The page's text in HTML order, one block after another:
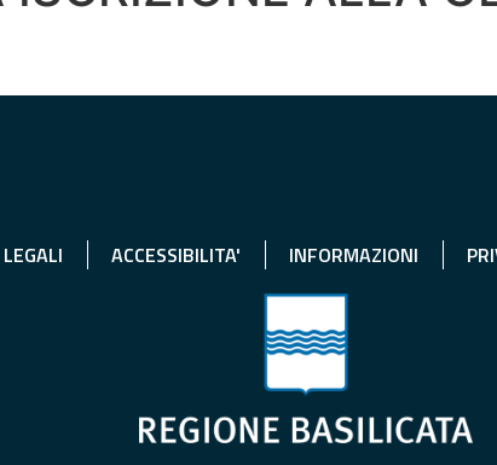
ACCESSIBILITA' INFORMAZIONI